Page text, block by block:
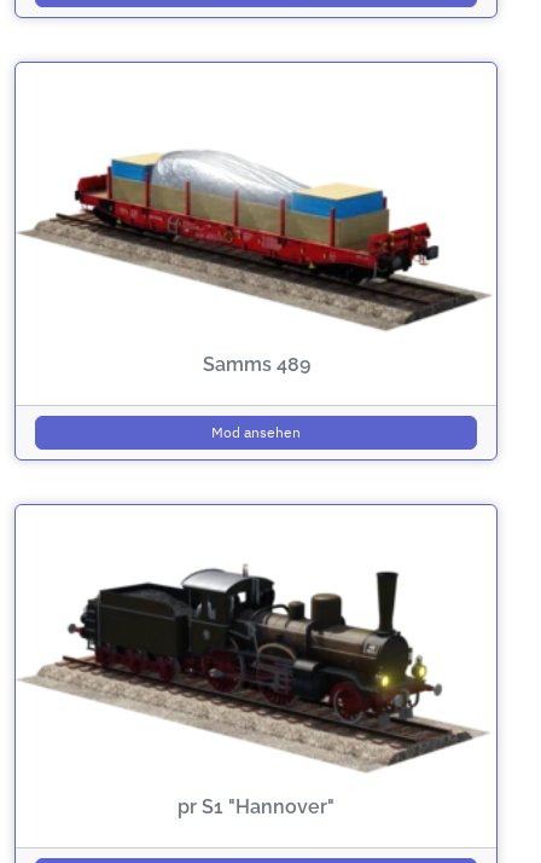
Samms 489
Mod ansehen
pr S1 "Hannover"